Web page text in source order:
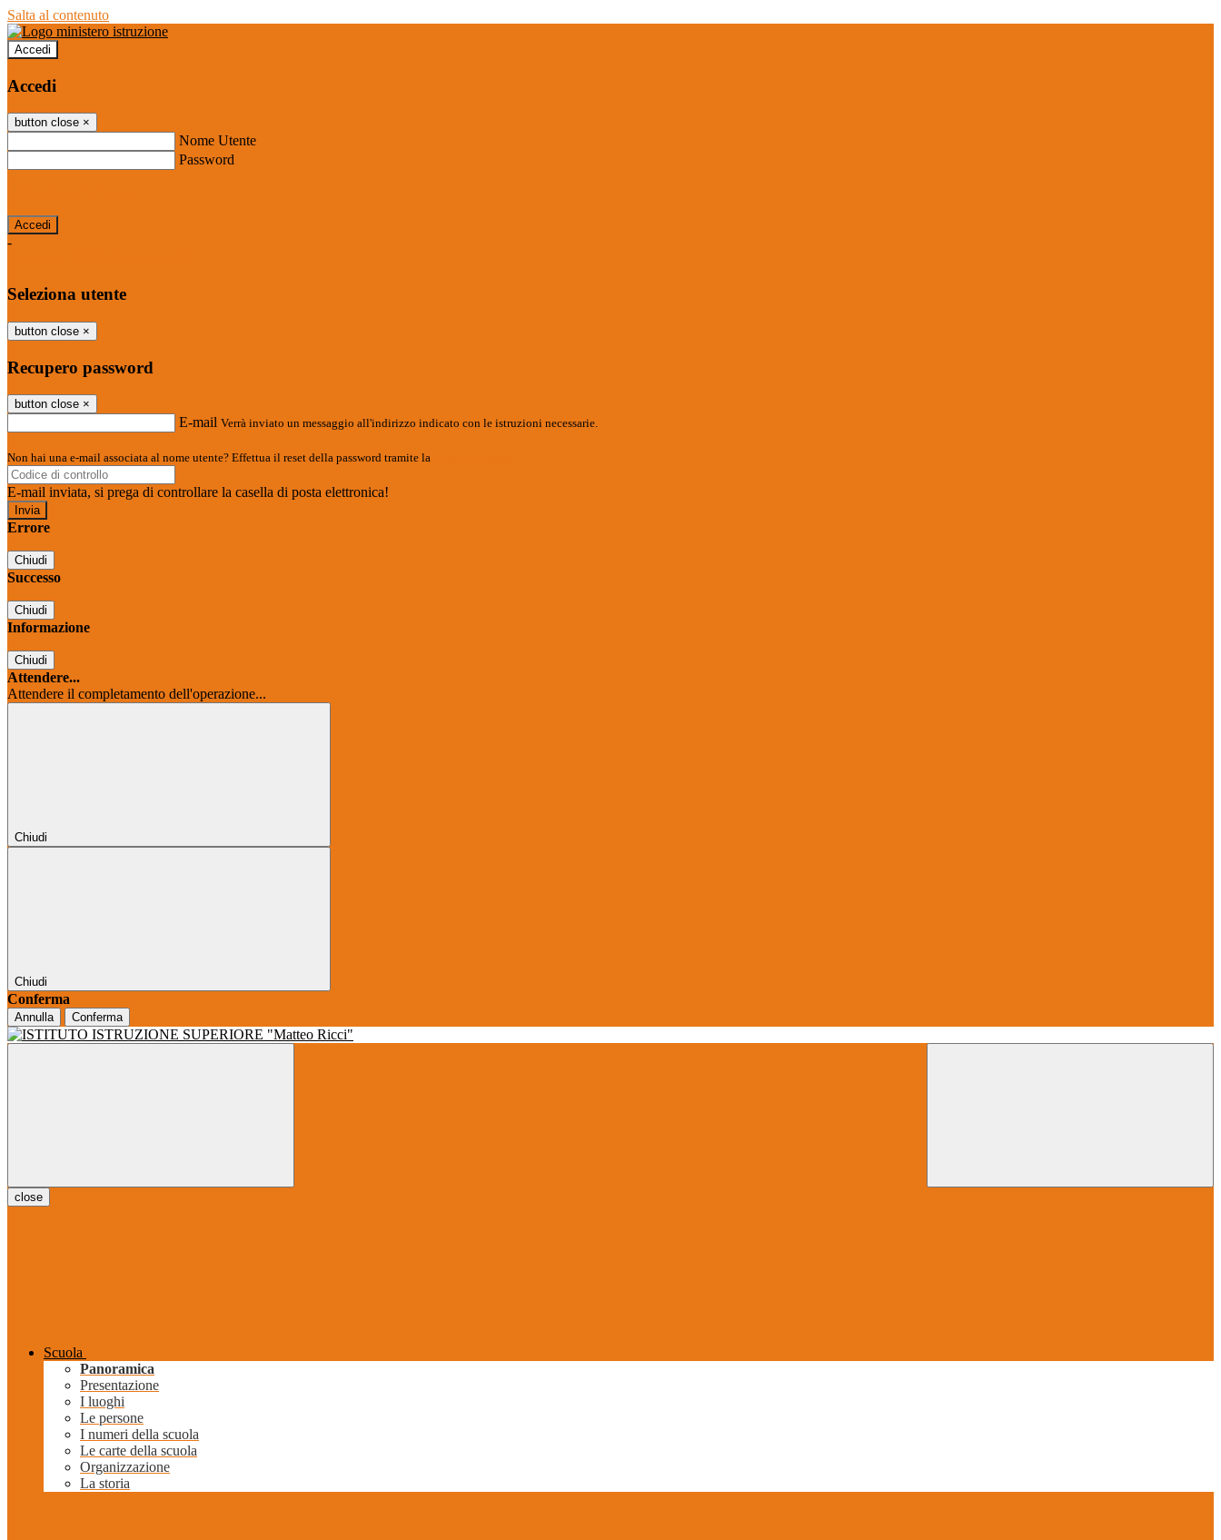
Salta al contenuto
Accedi
Accedi
button close ×
Nome Utente
Password
-
Seleziona utente
button close ×
Recupero password
button close ×
E-mail Verrà inviato un messaggio all'indirizzo indicato con le istruzioni necessarie.
Non hai una e-mail associata al nome utente? Effettua il reset della password tramite la
E-mail inviata, si prega di controllare la casella di posta elettronica!
Errore
Chiudi
Successo
Chiudi
Informazione
Chiudi
Attendere...
Attendere il completamento dell'operazione...
Chiudi
Chiudi
Conferma
Annulla Conferma
close
Scuola
Panoramica
Presentazione
I luoghi
Le persone
I numeri della scuola
Le carte della scuola
Organizzazione
La storia